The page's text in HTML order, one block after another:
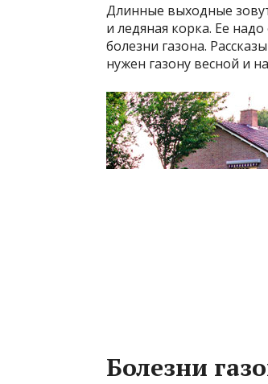
Длинные выходные
и ледяная корка. Ее
болезни газона.
нужен газону весной и
Болезни